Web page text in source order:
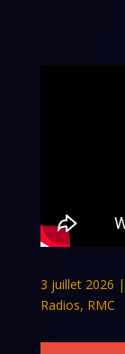
3 juillet 2026 |
Radios, RMC